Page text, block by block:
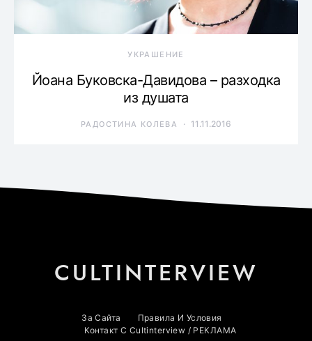
УКРАШЕНИЕ
Йоана Буковска-Давидова – разходка
из душата
РАДОСТИНА КОЛЕВА 11.11.2016
CULTINTERVIEW
За Сайта
Правила И Условия
Контакт С Cultinterview / РЕКЛАМА